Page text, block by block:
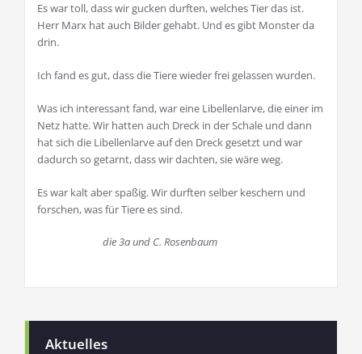
Es war toll, dass wir gucken durften, welches Tier das ist.
Herr Marx hat auch Bilder gehabt. Und es gibt Monster da
drin.
Ich fand es gut, dass die Tiere wieder frei gelassen wurden.
Was ich interessant fand, war eine Libellenlarve, die einer im
Netz hatte. Wir hatten auch Dreck in der Schale und dann
hat sich die Libellenlarve auf den Dreck gesetzt und war
dadurch so getarnt, dass wir dachten, sie wäre weg.
Es war kalt aber spaßig. Wir durften selber keschern und
forschen, was für Tiere es sind.
die 3a und C. Rosenbaum
Aktuelles